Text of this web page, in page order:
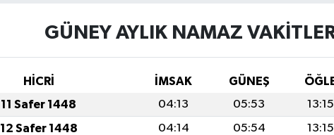
GÜNEY AYLIK NAMAZ
HİCRİ İMSAK GÜNEŞ
11 Safer 1448 04:13 05:53 13:15
12 Safer 1448 04:14 05:54 13:15